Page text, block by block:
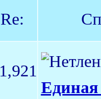
Re:
1,921
Единая